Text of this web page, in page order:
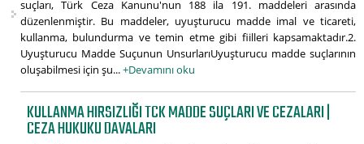
suçları, Türk Ceza Kanunu'nun 188 ila 191. maddeleri arasında
düzenlenmiştir. Bu maddeler, uyuşturucu madde imal ve ticareti,
kullanma, bulundurma ve temin etme gibi fiilleri kapsamaktadır.2.
Uyuşturucu Madde Suçunun UnsurlarıUyuşturucu madde suçlarının
oluşabilmesi için şu...+Devamını oku
KULLANMA HIRSIZLIĞI TCK MADDE SUÇLARI VE CEZALARI |
CEZA HUKUKU DAVALARI